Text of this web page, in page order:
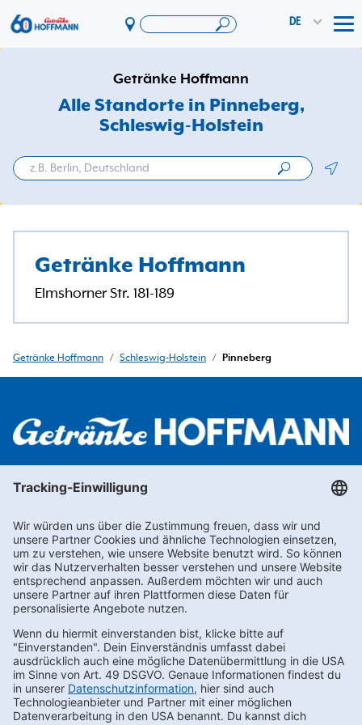
DE
Angebote & Aktionen
Vereinswelt
DosenExpress
Unternehmen
Getränke Hoffmann
Alle Standorte in Pinneberg,
Schleswig-Holstein
Getränke Hoffmann
Elmshorner Str. 181-189
Getränke Hoffmann / Schleswig-Holstein / Pinneberg
Newsletter abonnieren
Kontakt
FAQs
Karriere
Datenschutz